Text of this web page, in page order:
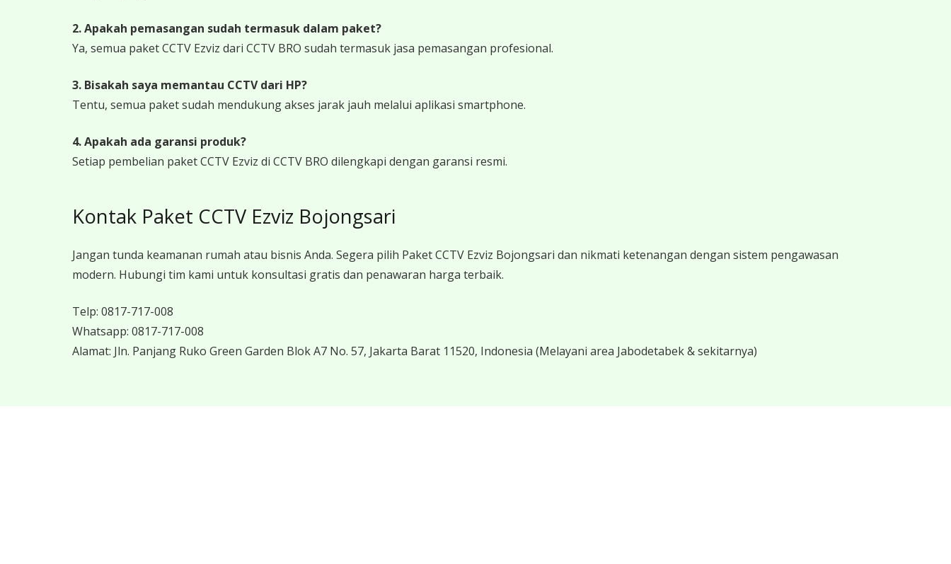
2. Apakah pemasangan sudah termasuk dalam paket?
Ya, semua paket CCTV Ezviz dari CCTV BRO sudah termasuk jasa pemasangan profesional.
3. Bisakah saya memantau CCTV dari HP?
Tentu, semua paket sudah mendukung akses jarak jauh melalui aplikasi smartphone.
4. Apakah ada garansi produk?
Setiap pembelian paket CCTV Ezviz di CCTV BRO dilengkapi dengan garansi resmi.
Kontak Paket CCTV Ezviz Bojongsari
Jangan tunda keamanan rumah atau bisnis Anda. Segera pilih Paket CCTV Ezviz Bojongsari dan nikmati ketenangan dengan sistem pengawasan
modern. Hubungi tim kami untuk konsultasi gratis dan penawaran harga terbaik.
Telp: 0817-717-008
Whatsapp: 0817-717-008
Alamat: Jln. Panjang Ruko Green Garden Blok A7 No. 57, Jakarta Barat 11520, Indonesia (Melayani area Jabodetabek & sekitarnya)